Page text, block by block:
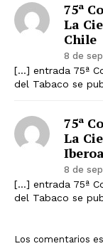
75ª
La
Chile
8 de
[…] entrada 75ª
del Tabaco se
75ª
La
8 de
[…] entrada 75ª
del Tabaco se
Los comentarios